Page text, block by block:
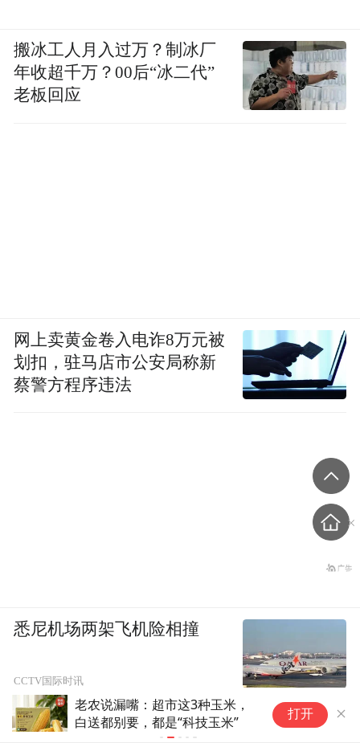
老农说漏嘴：超市这3种玉米，
白送都别要，都是“科技玉米”
打开
搬冰工人月入过万？制冰厂
年收超千万？00后“冰二代”
老板回应
网上卖黄金卷入电诈8万元被
划扣，驻马店市公安局称新
蔡警方程序违法
悉尼机场两架飞机险相撞
CCTV国际时讯